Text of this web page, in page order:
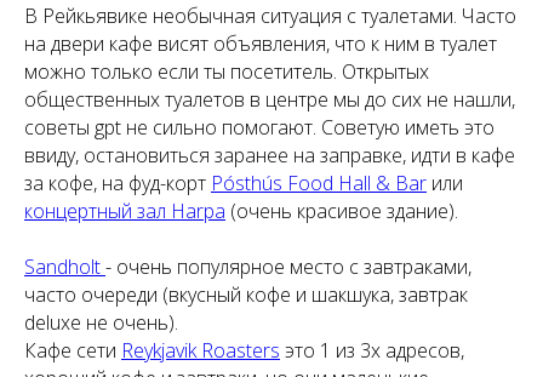
В Рейкьявике необычная ситуация с туалетами. Часто
на двери кафе висят объявления, что к ним в туалет
можно только если ты посетитель. Открытых
общественных туалетов в центре мы до сих не нашли,
советы gpt не сильно помогают. Советую иметь это
ввиду, остановиться заранее на заправке, идти в кафе
за кофе, на фуд-корт Pósthús Food Hall & Bar или
концертный зал Harpa (очень красивое здание).
Sandholt- очень популярное место с завтраками,
часто очереди (вкусный кофе и шакшука, завтрак
deluxe не очень).
Кафе сети Reykjavik Roasters это 1 из 3х адресов,